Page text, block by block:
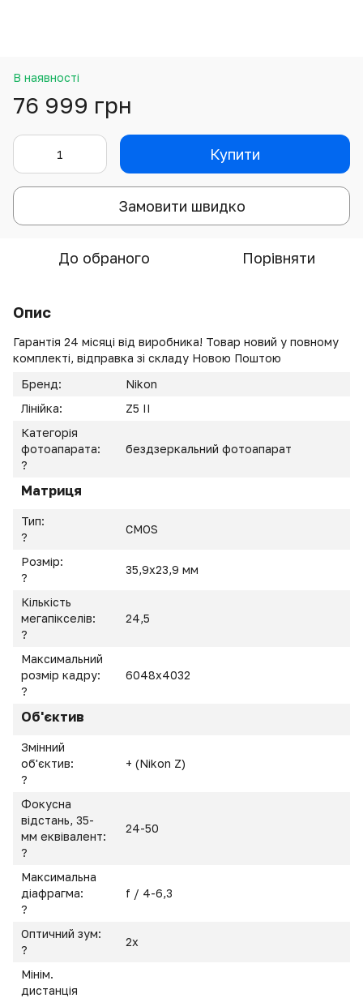
В наявності
76 999 грн
Купити
Замовити швидко
До обраного Порівняти
Опис
Гарантія 24 місяці від виробника! Товар новий у повному
комплекті, відправка зі складу Новою Поштою
Бренд:
Nikon
Лінійка:
Z5 II
Категорія
фотоапарата:
?
бездзеркальний фотоапарат
Матриця
Тип:
?
CMOS
Розмір:
?
35,9х23,9 мм
Кількість
мегапікселів:
?
24,5
Максимальний
розмір кадру:
?
6048x4032
Об'єктив
Змінний
об'єктив:
?
+ (Nikon Z)
Фокусна
відстань, 35-
мм еквівалент:
?
24-50
Максимальна
діафрагма:
?
f / 4-6,3
Оптичний зум:
?
2x
Мінім.
дистанція